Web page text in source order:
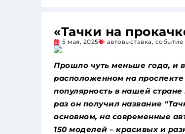
«Тачки на
5 мая, 2025 автовыставка, событие
Прошло чуть меньше года, и
расположенном на
популярность в нашей
раз он получил название
основном, на современные
150 моделей – красивых и